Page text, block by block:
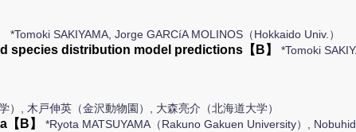
*Tomoki SAKIYAMA, Jorge GARCíA MOLINOS（Hokkaido Univ.）
species distribution model predictions【B】
*Tomoki
）, 木戸伸英（金沢動物園）, 大森亮介（北海道大学）
B】
*Ryota MATSUYAMA（Rakuno Gakuen University）,